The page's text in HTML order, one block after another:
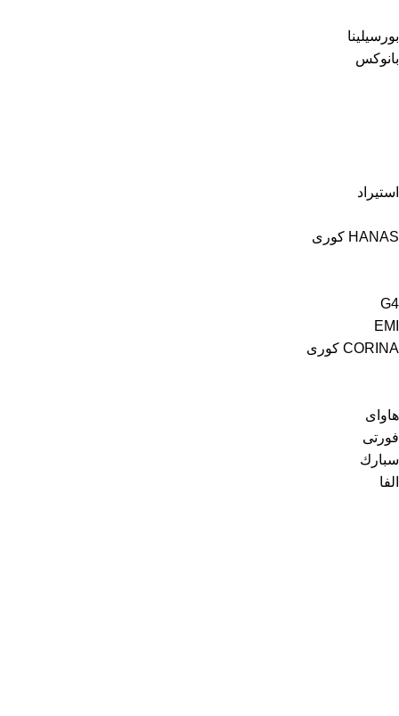
بورسيلينا
بانوكس
استيراد
HANAS كورى
G4
EMI
CORINA كورى
هاواى
فورتى
سبارك
الفا